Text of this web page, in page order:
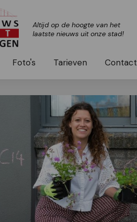
Altijd op de hoogte van het
laatste nieuws uit onze stad!
Foto's Tarieven Contact